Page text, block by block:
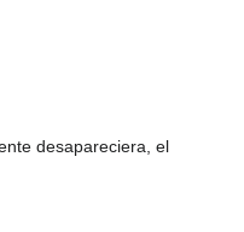
desapareciera, el